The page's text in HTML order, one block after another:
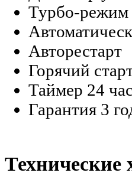
Турбо-режим
Авторестарт
Горячий
Таймер 24
Гарантия 3
Технические